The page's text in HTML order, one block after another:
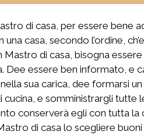
di casa, per essere bene
una casa, secondo l’ordine,
Mastro di casa, bisogna
Dee essere ben informato, e
sua carica, dee formarsi
cucina, e somministrargli tutte
conserverà egli con tutta
di casa lo scegliere